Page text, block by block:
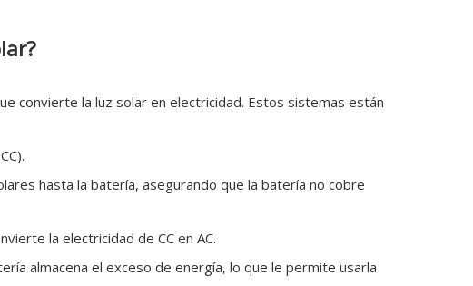
convierte la luz solar en electricidad. Estos sistemas están
hasta la batería, asegurando que la batería no cobre
la electricidad de CC en AC.
almacena el exceso de energía, lo que le permite usarla